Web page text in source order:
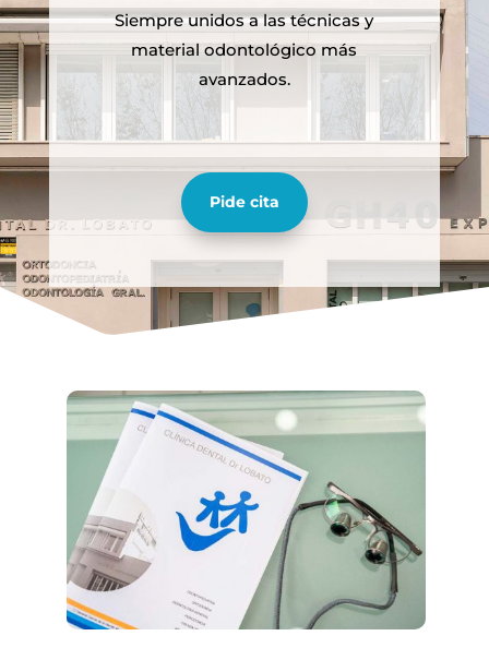
Siempre unidos a las técnicas y
material odontológico más
avanzados.
Pide cita